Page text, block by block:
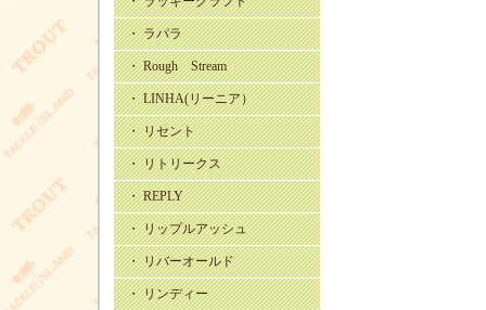
・ ラパラ
・ Rough Stream
・ LINHA(リーニア）
・ リセント
・ リトリークス
・ REPLY
・ リップルアッシュ
・ リバーオールド
・ リンディー